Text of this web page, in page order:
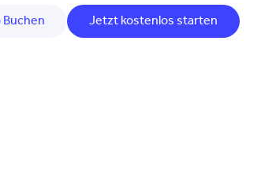
Jetzt kostenlos starten